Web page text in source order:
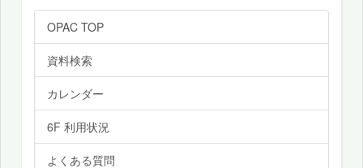
OPAC TOP
資料検索
カレンダー
6F 利用状況
よくある質問